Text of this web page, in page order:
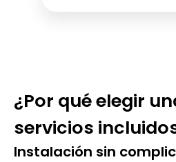
¿Por qué elegir
servicios
Instalación sin